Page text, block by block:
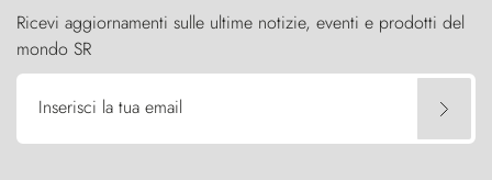
Ricevi aggiornamenti sulle ultime notizie, eventi e prodotti del
mondo SR
Inserisci la tua email